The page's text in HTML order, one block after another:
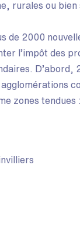
rurales ou bien
de 2000
l’impôt des
D’abord,
zones tendues :